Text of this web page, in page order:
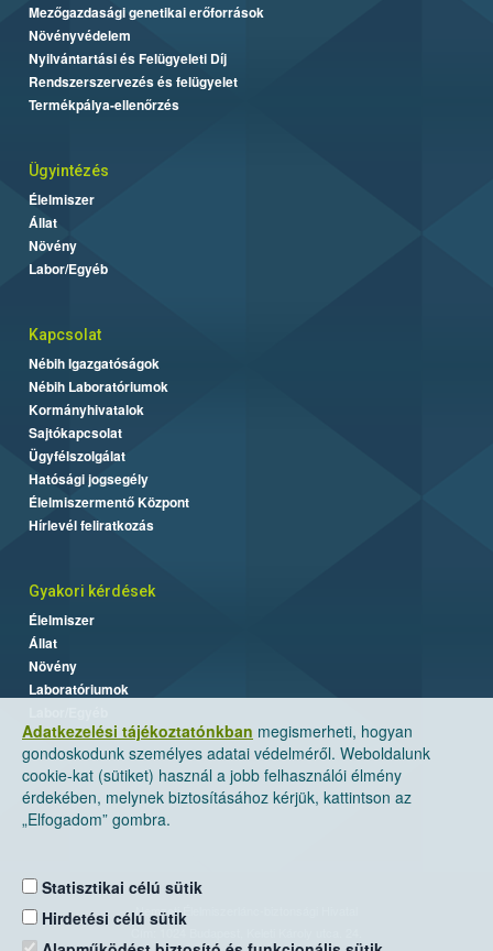
Adatkezelési tájékoztatónkban megismerheti, hogyan
gondoskodunk személyes adatai védelméről. Weboldalunk
cookie-kat (sütiket) használ a jobb felhasználói élmény
érdekében, melynek biztosításához kérjük, kattintson az
„Elfogadom” gombra.
Statisztikai célú sütik
Hirdetési célú sütik
Mezőgazdasági genetikai erőforrások
Növényvédelem
Nyilvántartási és Felügyeleti Díj
Rendszerszervezés és felügyelet
Termékpálya-ellenőrzés
Ügyintézés
Élelmiszer
Állat
Növény
Labor/Egyéb
Kapcsolat
Nébih Igazgatóságok
Nébih Laboratóriumok
Kormányhivatalok
Sajtókapcsolat
Ügyfélszolgálat
Hatósági jogsegély
Élelmiszermentő Központ
Hírlevél feliratkozás
Gyakori kérdések
Élelmiszer
Állat
Növény
Laboratóriumok
Nemzeti Élelmiszerlánc-biztonsági Hivatal